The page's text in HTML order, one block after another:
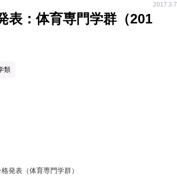
2017.3.7
表：体育専門学群（201
類
発表（体育専門学群）